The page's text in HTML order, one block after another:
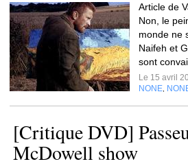
Article de
Non, le
monde ne
Naifeh et
sont
Le 15 avril
NONE
[Critique DVD]
McDowell show